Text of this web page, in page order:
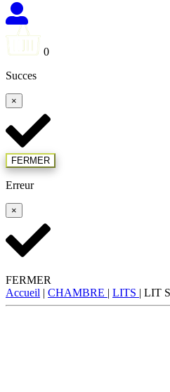
0
Succes
×
FERMER
Erreur
×
FERMER
Accueil | CHAMBRE | LITS | LIT